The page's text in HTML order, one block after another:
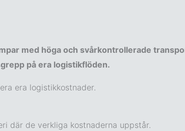
med höga och svårkontrollerade
på era logistikflöden.
era logistikkostnader.
där de verkliga kostnaderna uppstår.